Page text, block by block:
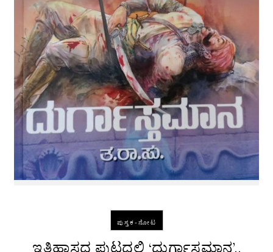
ಪುಸ್ತಕ-ನೋಟ
ಇತಿಹಾಸದ ಪುಟದಲ್ಲಿ ‘ದುರ್ಗಾಸ್ತಮಾನ’..